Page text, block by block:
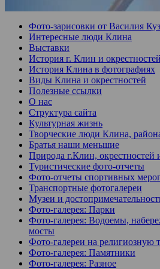
Фото-зарисовки от Василия
Интересные люди Клина
Выставки
История г. Клин и окрестностей
История Клина в фотографиях
Виды Клина и окрестностей
Полезные ссылки
О нас
Структура сайта
Культурная жизнь
Творческие люди Клина,
Братья наши меньшие
Природа г.Клин, окрестностей
Туристические фото-отчеты
Фото-отчеты спортивных
Транспортные фотогалереи
Музеи и
Фото-галерея: Парки
Фото-галерея: Водоемы,
мосты
Фото-галереи на религиозную
Фото-галерея: Памятники
Фото-галерея: Разное